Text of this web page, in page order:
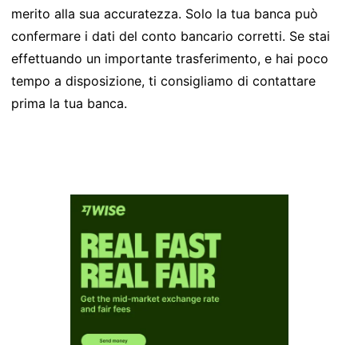
merito alla sua accuratezza. Solo la tua banca può
confermare i dati del conto bancario corretti. Se stai
effettuando un importante trasferimento, e hai poco
tempo a disposizione, ti consigliamo di contattare
prima la tua banca.